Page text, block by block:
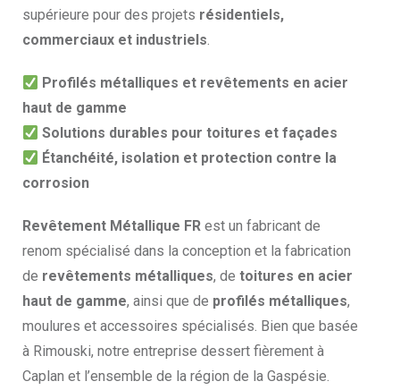
supérieure pour des projets résidentiels,
commerciaux et industriels.
Profilés métalliques et revêtements en acier
haut de gamme
Solutions durables pour toitures et façades
Étanchéité, isolation et protection contre la
corrosion
Revêtement Métallique FR est un fabricant de
renom spécialisé dans la conception et la fabrication
de revêtements métalliques, de toitures en acier
haut de gamme, ainsi que de profilés métalliques,
moulures et accessoires spécialisés. Bien que basée
à Rimouski, notre entreprise dessert fièrement à
Caplan et l’ensemble de la région de la Gaspésie.